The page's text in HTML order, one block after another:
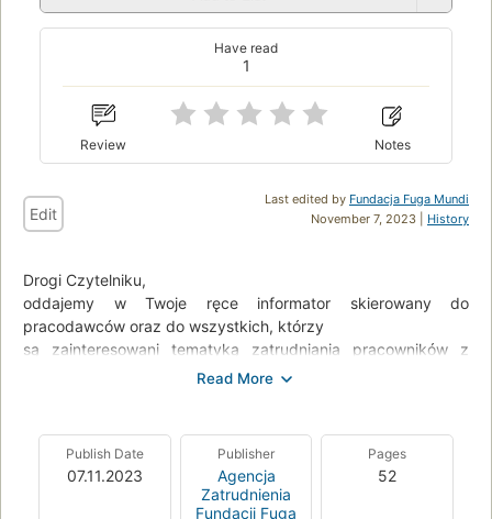
1
Have read
Review Notes
Last edited by Fundacja Fuga Mundi
November 7, 2023 | History
Edit
Drogi Czytelniku,
oddajemy w Twoje ręce informator skierowany do
pracodawców oraz do wszystkich, którzy
są zainteresowani tematyką zatrudniania pracowników z
zatrudniania osób należących do wspomnianej grupy.
Zawarliśmy w nim nie tylko
podstawę prawną tego działania, ale także bardziej
praktyczne wskazówki, które będą pomocne
Publish Date
07.11.2023
Publisher
Agencja
Zatrudnienia
Fundacji Fuga
Pages
52